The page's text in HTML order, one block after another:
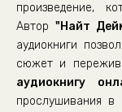
произведение,
Автор "Найт
аудиокниги
сюжет и
аудиокнигу
прослушивания